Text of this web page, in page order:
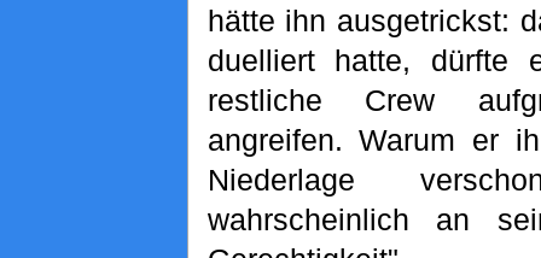
hätte ihn ausgetrickst:
duelliert hatte, dürfte
restliche Crew
angreifen. Warum er
Niederlage
wahrscheinlich an